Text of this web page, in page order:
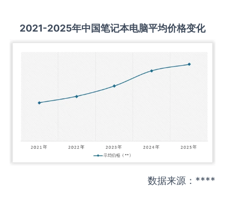
2021-2025年中国笔记本电脑平均价格变化
数据来源：****